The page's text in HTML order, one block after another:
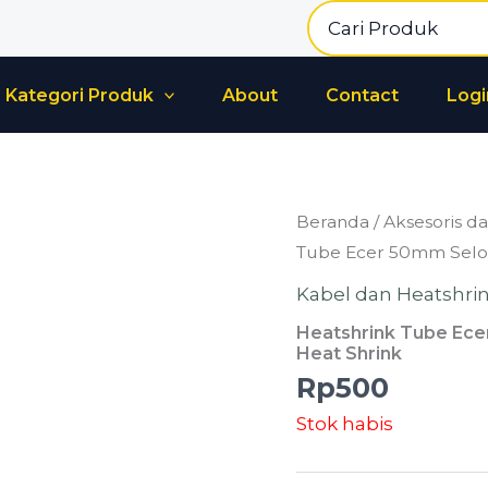
Search
for:
Kategori Produk About Contact
Beranda /Aksesoris
Tube Ecer 50mm
Kabel dan
Heatshrink Tube
Heat Shrink
Rp500
Stok habis